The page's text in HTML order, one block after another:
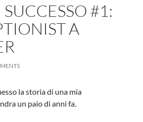
#1:
A
la storia di una mia
un paio di anni fa.